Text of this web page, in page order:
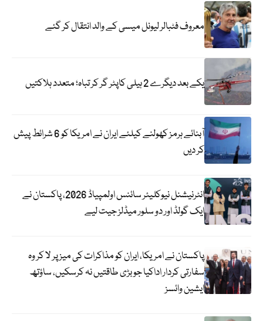
معروف فٹبالر لیونل میسی کے والد انتقال کر گئے
یکے بعد دیگرے 2 ہیلی کاپٹر گر کر تباہ؛ متعدد ہلاکتیں
آبنائے ہرمز کھولنے کیلئے ایران نے امریکا کو 6 شرائط پیش
کر دیں
انٹرنیشنل نیوکلیئر سائنس اولمپیاڈ 2026، پاکستان نے
ایک گولڈ اور دو سلور میڈلز جیت لیے
پاکستان نے امریکا، ایران کو مذاکرات کی میز پر لا کر وہ
سفارتی کردار اداکیا جو بڑی طاقتیں نہ کرسکیں، ساؤتھ
ایشین وائسز